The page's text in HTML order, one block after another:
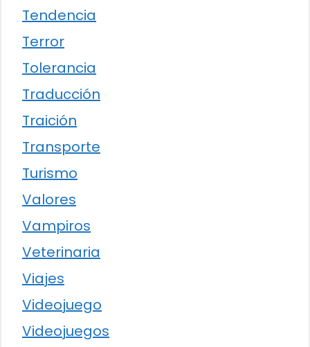
Tendencia
Terror
Tolerancia
Traducción
Traición
Transporte
Turismo
Valores
Vampiros
Veterinaria
Viajes
Videojuego
Videojuegos